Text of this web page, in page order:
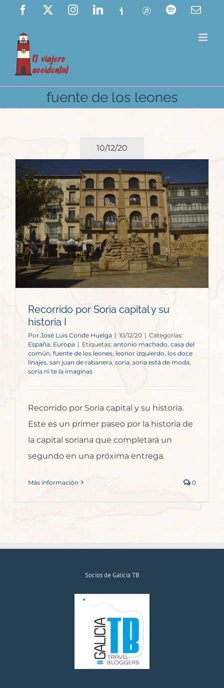
Saltar
contenido
Facebook InstagramLinkedIn
Ivoox ITunes Spotify
fuente de los leones
10/12/20
Recorrido por Soria capital y su
historia I
Por José Luis Conde Huelga | 10/12/20 | Categorías:
España, Europa | Etiquetas: antonio machado, casa del
común, fuente de los leones, leonor izquierdo los doce
linajes, san juan de rabanera, soria soria está de moda
soria ni te la imaginas
Recorrido por Soria capital y su historia.
Este es un primer paseo por la historia de
la capital soriana que completará un
segundo en una próxima entrega.
Más información 0
Socios de Galicia TB